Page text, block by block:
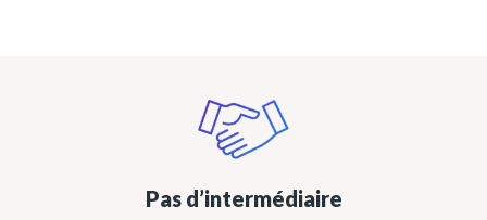
Pas d’intermédiaire